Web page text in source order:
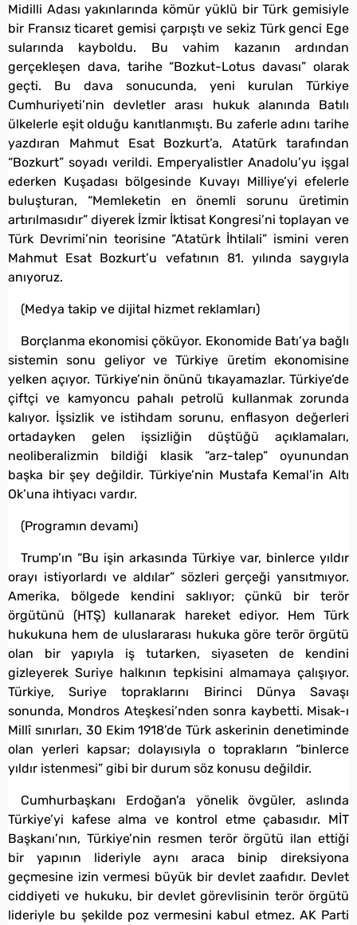
Midilli Adası yakınlarında kömür yüklü bir Türk gemisiyle
bir Fransız ticaret gemisi çarpıştı ve sekiz Türk genci Ege
sularında kayboldu. Bu vahim kazanın ardından
gerçekleşen dava, tarihe “Bozkut-Lotus davası” olarak
geçti. Bu dava sonucunda, yeni kurulan Türkiye
Cumhuriyeti’nin devletler arası hukuk alanında Batılı
ülkelerle eşit olduğu kanıtlanmıştı. Bu zaferle adını tarihe
yazdıran Mahmut Esat Bozkurt’a, Atatürk tarafından
“Bozkurt” soyadı verildi. Emperyalistler Anadolu’yu işgal
ederken Kuşadası bölgesinde Kuvayı Milliye’yi efelerle
buluşturan, “Memleketin en önemli sorunu üretimin
artırılmasıdır” diyerek İzmir İktisat Kongresi’ni toplayan ve
Türk Devrimi’nin teorisine “Atatürk İhtilali” ismini veren
Mahmut Esat Bozkurt’u vefatının 81. yılında saygıyla
anıyoruz.
(Medya takip ve dijital hizmet reklamları)
Borçlanma ekonomisi çöküyor. Ekonomide Batı’ya bağlı
sistemin sonu geliyor ve Türkiye üretim ekonomisine
yelken açıyor. Türkiye’nin önünü tıkayamazlar. Türkiye’de
çiftçi ve kamyoncu pahalı petrolü kullanmak zorunda
kalıyor. İşsizlik ve istihdam sorunu, enflasyon değerleri
ortadayken gelen işsizliğin düştüğü açıklamaları,
neoliberalizmin bildiği klasik “arz-talep” oyunundan
başka bir şey değildir. Türkiye’nin Mustafa Kemal’in Altı
Ok’una ihtiyacı vardır.
(Programın devamı)
Trump’ın “Bu işin arkasında Türkiye var, binlerce yıldır
orayı istiyorlardı ve aldılar” sözleri gerçeği yansıtmıyor.
Amerika, bölgede kendini saklıyor; çünkü bir terör
örgütünü (HTŞ) kullanarak hareket ediyor. Hem Türk
hukukuna hem de uluslararası hukuka göre terör örgütü
olan bir yapıyla iş tutarken, siyaseten de kendini
gizleyerek Suriye halkının tepkisini almamaya çalışıyor.
Türkiye, Suriye topraklarını Birinci Dünya Savaşı
sonunda, Mondros Ateşkesi’nden sonra kaybetti. Misak-ı
Millî sınırları, 30 Ekim 1918’de Türk askerinin denetiminde
olan yerleri kapsar; dolayısıyla o toprakların “binlerce
yıldır istenmesi” gibi bir durum söz konusu değildir.
Cumhurbaşkanı Erdoğan’a yönelik övgüler, aslında
Türkiye’yi kafese alma ve kontrol etme çabasıdır. MİT
Başkanı’nın, Türkiye’nin resmen terör örgütü ilan ettiği
bir yapının lideriyle aynı araca binip direksiyona
geçmesine izin vermesi büyük bir devlet zaafıdır. Devlet
ciddiyeti ve hukuku, bir devlet görevlisinin terör örgütü
lideriyle bu şekilde poz vermesini kabul etmez. AK Parti